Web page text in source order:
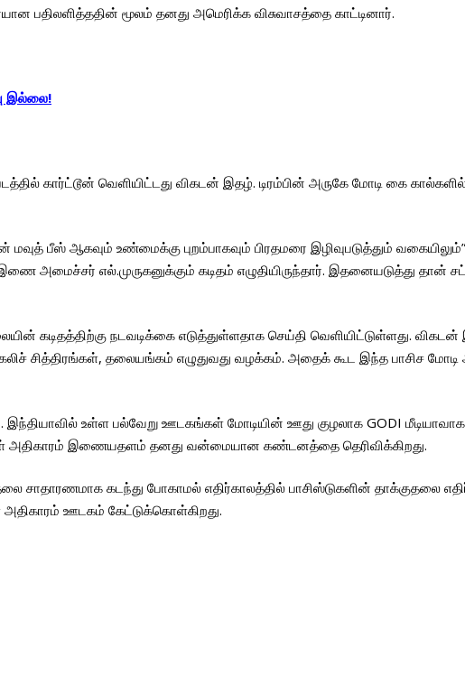
பதிலளித்ததின் மூலம் தனது அமெரிக்க விசுவாசத்தை காட்டினார்.
இல்லை!
கார்ட்டூன் வெளியிட்டது விகடன் இதழ். டிரம்பின் அருகே மோடி கை கால்களில்
பீஸ் ஆகவும் உண்மைக்கு புறம்பாகவும் பிரதமரை இழிவுபடுத்தும்
அமைச்சர் எல்.முருகனுக்கும் கடிதம் எழுதியிருந்தார். இதனையடுத்து
கடிதத்திற்கு நடவடிக்கை எடுத்துள்ளதாக செய்தி வெளியிட்டுள்ளது.
சித்திரங்கள், தலையங்கம் எழுதுவது வழக்கம். அதைக் கூட இந்த பாசிச
இந்தியாவில் உள்ள பல்வேறு ஊடகங்கள் மோடியின் ஊது குழலாக GODI
அதிகாரம் இணையதளம் தனது வன்மையான கண்டனத்தை தெரிவிக்கிறது.
சாதாரணமாக கடந்து போகாமல் எதிர்காலத்தில் பாசிஸ்டுகளின்
ஊடகம் கேட்டுக்கொள்கிறது.